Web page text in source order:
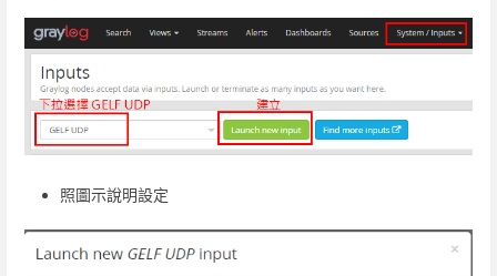
照圖示說明設定